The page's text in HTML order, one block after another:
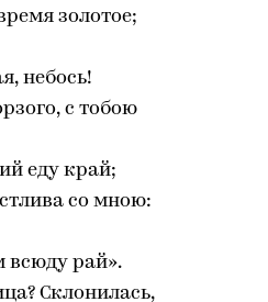
золотое;
небось!
с тобою
еду край;
со мною:
всюду рай».
Склонилась,